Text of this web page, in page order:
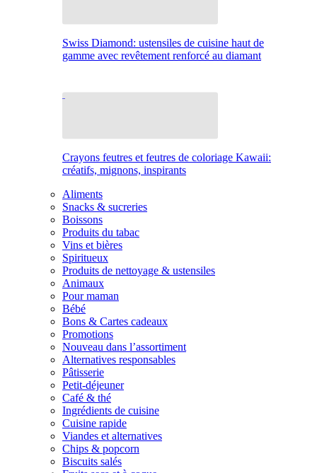
Swiss Diamond: ustensiles de cuisine haut de
gamme avec revêtement renforcé au diamant
Crayons feutres et feutres de coloriage Kawaii:
créatifs, mignons, inspirants
Aliments
Snacks & sucreries
Boissons
Produits du tabac
Vins et bières
Spiritueux
Produits de nettoyage & ustensiles
Animaux
Pour maman
Bébé
Bons & Cartes cadeaux
Promotions
Nouveau dans l’assortiment
Alternatives responsables
Pâtisserie
Petit-déjeuner
Café & thé
Ingrédients de cuisine
Cuisine rapide
Viandes et alternatives
Chips & popcorn
Biscuits salés